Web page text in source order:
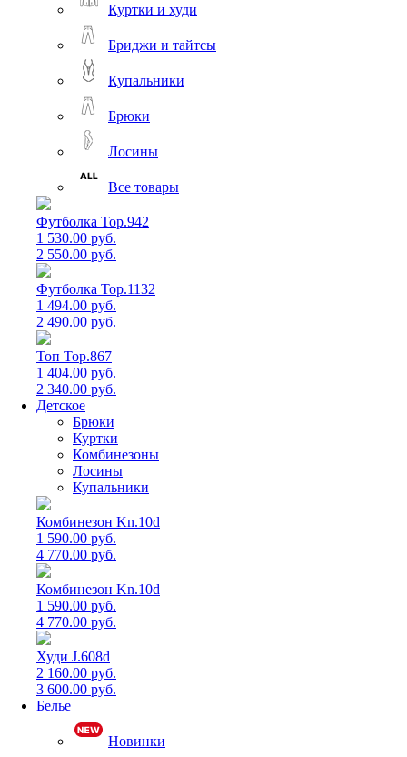
Куртки и худи
Бриджи и тайтсы
Купальники
Брюки
Лосины
Все товары
Футболка Top.942
1 530.00 руб.
2 550.00 руб.
Футболка Top.1132
1 494.00 руб.
2 490.00 руб.
Топ Top.867
1 404.00 руб.
2 340.00 руб.
Детское
Брюки
Куртки
Комбинезоны
Лосины
Купальники
Комбинезон Kn.10d
1 590.00 руб.
4 770.00 руб.
Комбинезон Kn.10d
1 590.00 руб.
4 770.00 руб.
Худи J.608d
2 160.00 руб.
3 600.00 руб.
Белье
Новинки